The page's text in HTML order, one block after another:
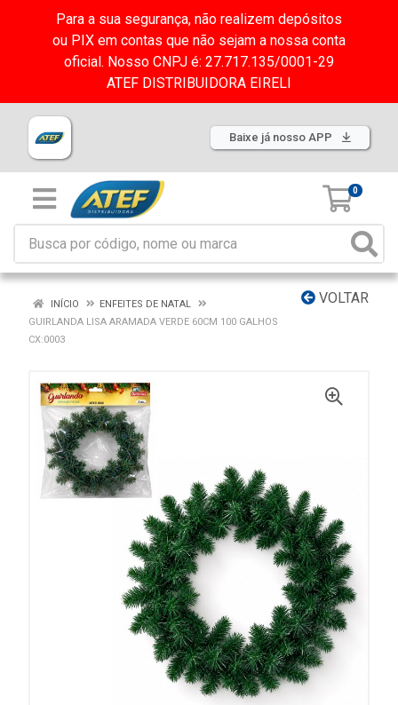
Para a sua segurança, não realizem depósitos
ou PIX em contas que não sejam a nossa conta
oficial. Nosso CNPJ é: 27.717.135/0001-29
ATEF DISTRIBUIDORA EIRELI
Baixe já nosso APP
0
VOLTAR
INÍCIO
ENFEITES DE NATAL
GUIRLANDA LISA ARAMADA VERDE 60CM 100 GALHOS
CX:0003